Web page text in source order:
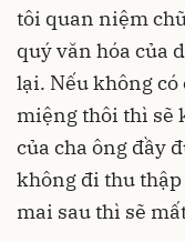
tôi quan niệm
quý văn hóa của
lại. Nếu không
miệng thôi thì sẽ
của cha ông đầy
không đi thu
mai sau thì sẽ